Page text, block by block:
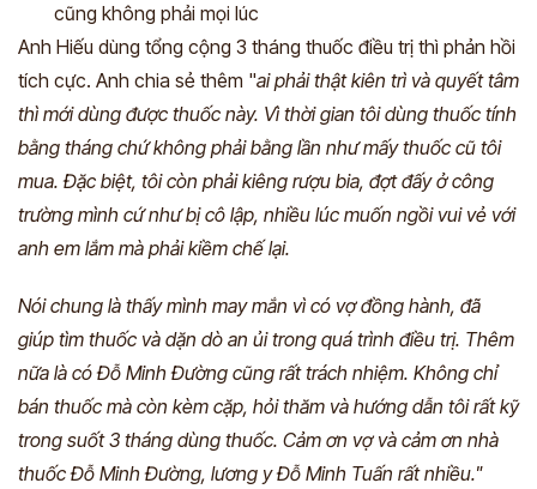
cũng không phải mọi lúc
Anh Hiếu dùng tổng cộng 3 tháng thuốc điều trị thì phản hồi
tích cực. Anh chia sẻ thêm "ai phải thật kiên trì và quyết tâm
thì mới dùng được thuốc này. Vì thời gian tôi dùng thuốc tính
bằng tháng chứ không phải bằng lần như mấy thuốc cũ tôi
mua. Đặc biệt, tôi còn phải kiêng rượu bia, đợt đấy ở công
trường mình cứ như bị cô lập, nhiều lúc muốn ngồi vui vẻ với
anh em lắm mà phải kiềm chế lại.
Nói chung là thấy mình may mắn vì có vợ đồng hành, đã
giúp tìm thuốc và dặn dò an ủi trong quá trình điều trị. Thêm
nữa là có Đỗ Minh Đường cũng rất trách nhiệm. Không chỉ
bán thuốc mà còn kèm cặp, hỏi thăm và hướng dẫn tôi rất kỹ
trong suốt 3 tháng dùng thuốc. Cảm ơn vợ và cảm ơn nhà
thuốc Đỗ Minh Đường, lương y Đỗ Minh Tuấn rất nhiều."